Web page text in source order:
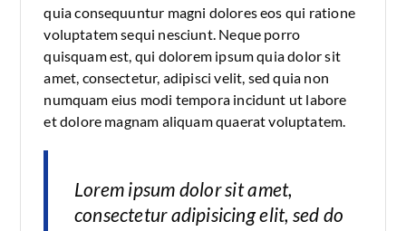
quia consequuntur magni dolores eos qui ratione
voluptatem sequi nesciunt. Neque porro
quisquam est, qui dolorem ipsum quia dolor sit
amet, consectetur, adipisci velit, sed quia non
numquam eius modi tempora incidunt ut labore
et dolore magnam aliquam quaerat voluptatem.
Lorem ipsum dolor sit amet,
consectetur adipisicing elit, sed do